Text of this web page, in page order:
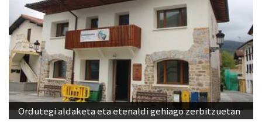
Ordutegi aldaketa eta etenaldi gehiago zerbitzuetan